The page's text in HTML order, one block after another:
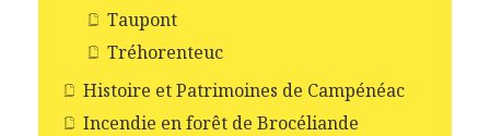
Taupont
Tréhorenteuc
Histoire et Patrimoines de Campénéac
Incendie en forêt de Brocéliande